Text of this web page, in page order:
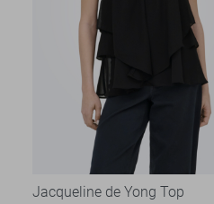
Jacqueline de Yong Top